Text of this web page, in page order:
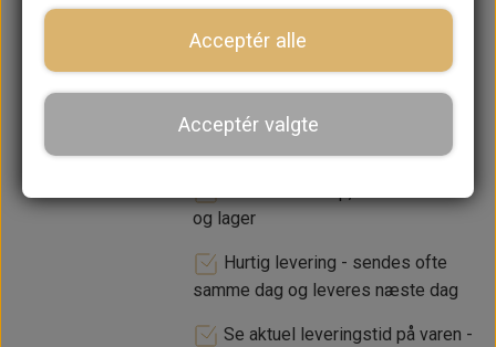
LÆG I KURV
og lager
Hurtig levering - sendes ofte
samme dag og leveres næste dag
Se aktuel leveringstid på varen -
Acceptér alle
Acceptér valgte